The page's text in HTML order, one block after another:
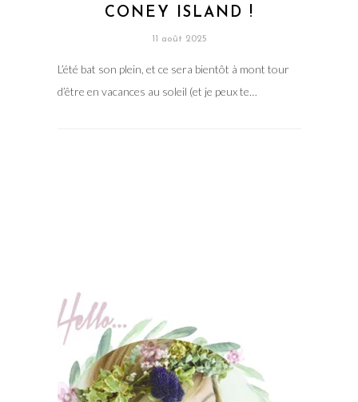
CONEY ISLAND !
11 août 2025
L’été bat son plein, et ce sera bientôt à mont tour
d’être en vacances au soleil (et je peux te…